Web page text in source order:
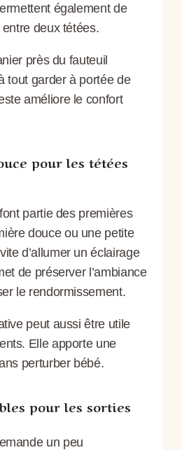
également de
entre deux tétées.
près du fauteuil
tout garder à portée de
améliore le confort
pour les tétées
partie des premières
douce ou une petite
d’allumer un éclairage
de préserver l’ambiance
le rendormissement.
peut aussi être utile
Elle apporte une
perturber bébé.
pour les sorties
un peu